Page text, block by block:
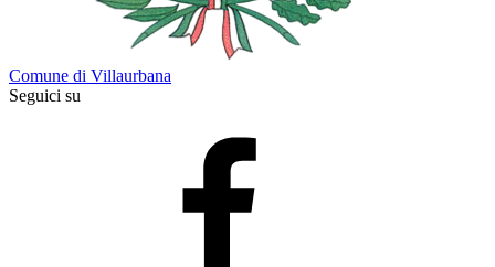
Comune di Villaurbana
Seguici su